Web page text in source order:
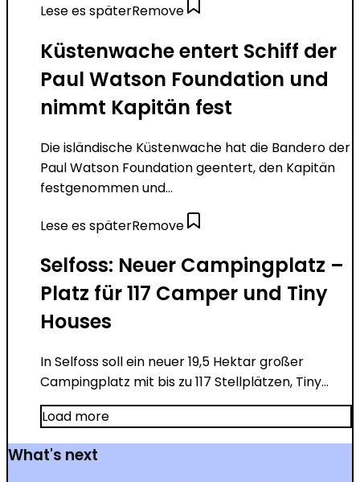
Lese es späterRemove
Küstenwache entert Schiff der
Paul Watson Foundation und
nimmt Kapitän fest
Die isländische Küstenwache hat die Bandero der
Paul Watson Foundation geentert, den Kapitän
festgenommen und...
Lese es späterRemove
Selfoss: Neuer Campingplatz –
Platz für 117 Camper und Tiny
Houses
In Selfoss soll ein neuer 19,5 Hektar großer
Campingplatz mit bis zu 117 Stellplätzen, Tiny...
Load more
What's next